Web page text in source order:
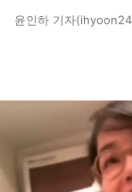
윤인하 기자